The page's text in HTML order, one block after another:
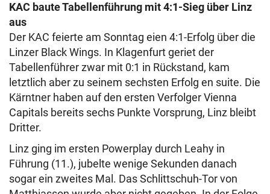
KAC baute Tabellenführung mit 4:1-Sieg über Linz
aus
Der KAC feierte am Sonntag eien 4:1-Erfolg über die
Linzer Black Wings. In Klagenfurt geriet der
Tabellenführer zwar mit 0:1 in Rückstand, kam
letztlich aber zu seinem sechsten Erfolg en suite. Die
Kärntner haben auf den ersten Verfolger Vienna
Capitals bereits sechs Punkte Vorsprung, Linz bleibt
Dritter.
Linz ging im ersten Powerplay durch Leahy in
Führung (11.), jubelte wenige Sekunden danach
sogar ein zweites Mal. Das Schlittschuh-Tor von